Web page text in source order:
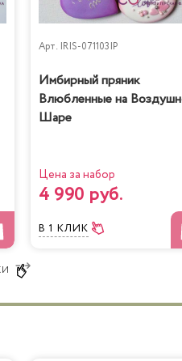
Арт. IRIS-071103IP
Имбирный пряник
Влюбленные на
Шаре
Цена за набор
4 990 руб.
В 1 КЛИК